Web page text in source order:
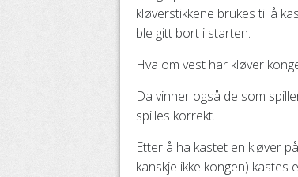
kløverstikkene brukes til å
ble gitt bort i starten.
Hva om vest har kløver
Da vinner også de som
spilles korrekt.
Etter å ha kastet en kløver
kanskje ikke kongen)